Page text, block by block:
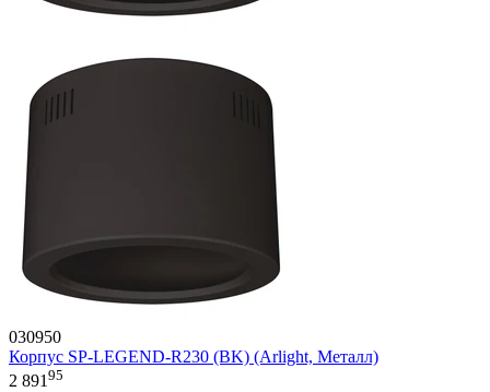
030950
Корпус SP-LEGEND-R230 (BK) (Arlight, Металл)
2 891 95